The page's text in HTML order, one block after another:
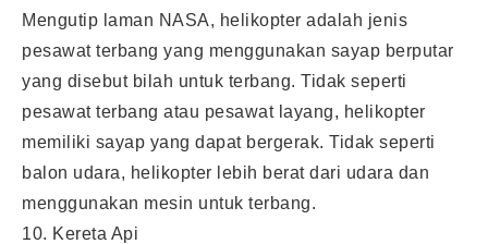
Mengutip laman NASA, helikopter adalah jenis
pesawat terbang yang menggunakan sayap berputar
yang disebut bilah untuk terbang. Tidak seperti
pesawat terbang atau pesawat layang, helikopter
memiliki sayap yang dapat bergerak. Tidak seperti
balon udara, helikopter lebih berat dari udara dan
menggunakan mesin untuk terbang.
10. Kereta Api